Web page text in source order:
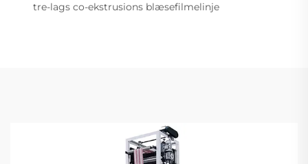
tre-lags co-ekstrusions blæsefilmelinje